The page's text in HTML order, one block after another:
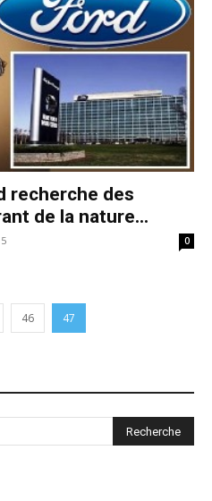
recherche des
de la nature...
0
46 47